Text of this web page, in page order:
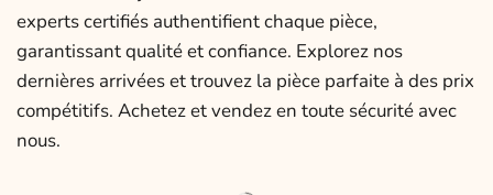
experts certifiés authentifient chaque pièce,
garantissant qualité et confiance. Explorez nos
dernières arrivées et trouvez la pièce parfaite à des prix
compétitifs. Achetez et vendez en toute sécurité avec
nous.